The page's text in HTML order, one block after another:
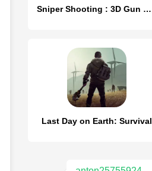
Sniper Shooting : 3D Gun Game
Last Day on Earth: Survival